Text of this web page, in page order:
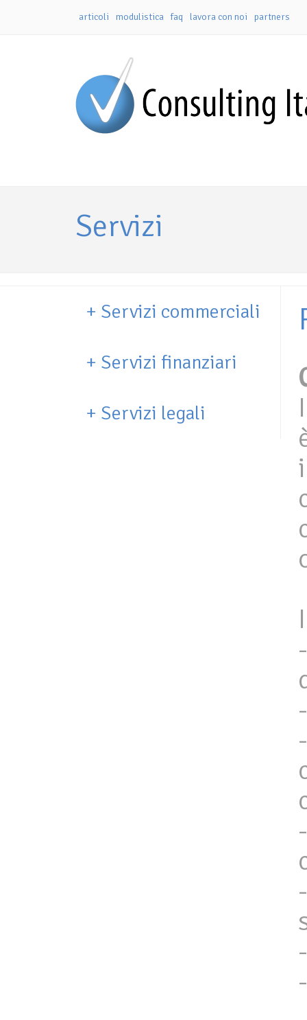
articoli modulistica faq lavora con noi partners
Servizi
+ Servizi commerciali
+ Servizi finanziari
+ Servizi legali
-
-
-
-
-
-
-